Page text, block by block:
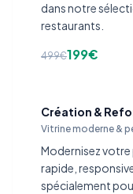
dans notre
restaurants.
499€199€
Création &
Vitrine moderne &
Modernisez votre
rapide,
spécialement